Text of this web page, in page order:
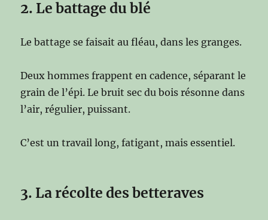
2. Le battage du blé
Le battage se faisait au fléau, dans les granges.
Deux hommes frappent en cadence, séparant le
grain de l’épi. Le bruit sec du bois résonne dans
l’air, régulier, puissant.
C’est un travail long, fatigant, mais essentiel.
3. La récolte des betteraves